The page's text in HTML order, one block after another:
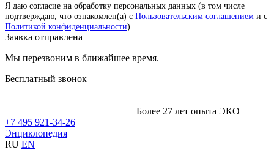
Я даю согласие на обработку персональных данных (в том числе
подтверждаю, что ознакомлен(а) с Пользовательским соглашением и с
Политикой конфиденциальности)
Заявка отправлена
Мы перезвоним в ближайшее время.
Бесплатный звонок
Более 27 лет опыта ЭКО
+7 495 921-34-26
Энциклопедия
RU EN